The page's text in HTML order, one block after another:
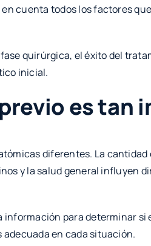
cuenta todos los factores
quirúrgica, el éxito del
inicial.
es tan
diferentes. La cantidad
y la salud general influyen
para determinar si
en cada situación.